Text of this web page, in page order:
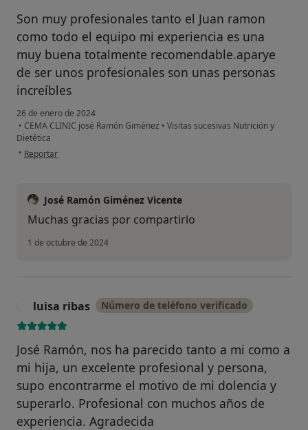
Son muy profesionales tanto el Juan ramon
como todo el equipo mi experiencia es una
muy buena totalmente recomendable.aparye
de ser unos profesionales son unas personas
increíbles
26 de enero de 2024
• CEMA CLINIC josé Ramón Giménez • Visitas sucesivas Nutrición y
Dietética
• en opinión del usuario Mirela
Reportar
José Ramón Giménez Vicente
Muchas gracias por compartirlo
1 de octubre de 2024
luisa ribas Número de teléfono verificado
José Ramón, nos ha parecido tanto a mi como a
mi hija, un excelente profesional y persona,
supo encontrarme el motivo de mi dolencia y
superarlo. Profesional con muchos años de
experiencia. Agradecida